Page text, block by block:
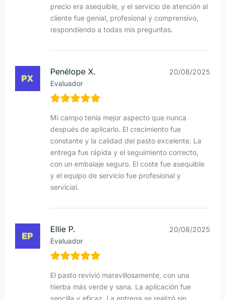
precio era asequible, y el servicio de atención al
cliente fue genial, profesional y comprensivo,
respondiendo a todas mis preguntas.
Penélope X.
Evaluador
20/08/2025
Mi campo tenía mejor aspecto que nunca
después de aplicarlo. El crecimiento fue
constante y la calidad del pasto excelente. La
entrega fue rápida y el seguimiento correcto,
con un embalaje seguro. El coste fue asequible
y el equipo de servicio fue profesional y
servicial.
Ellie P.
Evaluador
20/08/2025
El pasto revivió maravillosamente, con una
hierba más verde y sana. La aplicación fue